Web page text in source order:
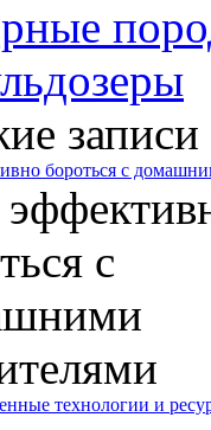
записи
бороться с
технологии и